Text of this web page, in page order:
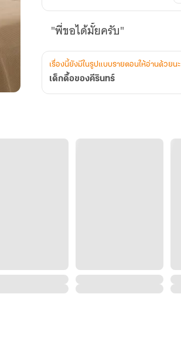
"พี่ขอได้มั้ยครับ"
เรื่องนี้ยังมีในรูปแบบรายตอนให้อ่านด้วยนะ
เด็กดื้อของคีรินทร์